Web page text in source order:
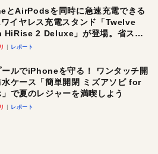
とAirPodsを同時に急速充電できる
イヤレス充電スタンド「Twelve
HiRise 2 Deluxe」が登場。省スペ
しゃれに充電したい人にオスス
レポート
ールでiPhoneを守る！ ワンタッチ開
水ケース「簡単開閉 ミズアソビ for
」で夏のレジャーを満喫しよう
レポート